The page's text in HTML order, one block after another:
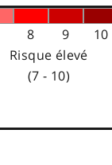
8 9
10
Risque élevé
(7 - 10)